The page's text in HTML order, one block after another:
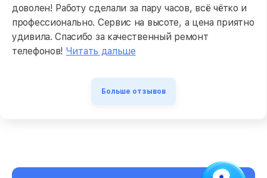
доволен! Работу сделали за пару часов, всё чётко и
профессионально. Сервис на высоте, а цена приятно
удивила. Спасибо за качественный ремонт
телефонов! Читать дальше
Больше отзывов